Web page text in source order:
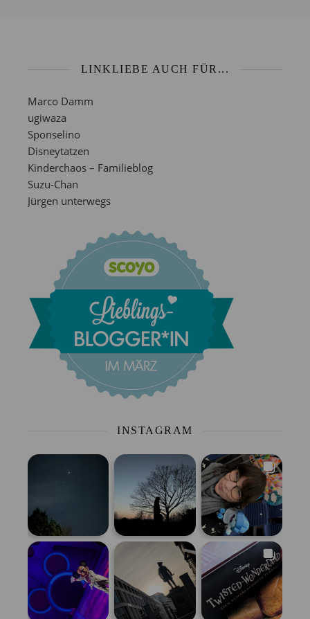
LINKLIEBE AUCH FÜR...
Marco Damm
ugiwaza
Sponselino
Disneytatzen
Kinderchaos – Familieblog
Suzu-Chan
Jürgen unterwegs
INSTAGRAM